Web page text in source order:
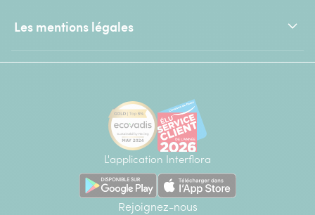
Les mentions légales
L'application Interflora
Rejoignez-nous